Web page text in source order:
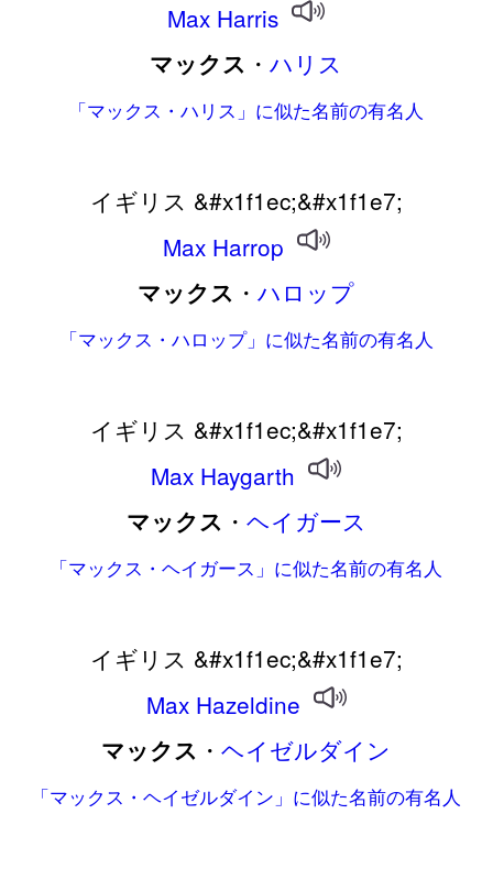
Max Harris
マックス ・ハリス
「マックス・ハリス」に似た名前の有名人
イギリス &#x1f1ec;&#x1f1e7;
Max Harrop
マックス ・ハロップ
「マックス・ハロップ」に似た名前の有名人
イギリス &#x1f1ec;&#x1f1e7;
Max Haygarth
マックス ・ ヘイガース
「マックス・ヘイガース」に似た名前の有名人
イギリス &#x1f1ec;&#x1f1e7;
Max Hazeldine
マックス ・ヘイゼルダイン
「マックス・ヘイゼルダイン」に似た名前の有名人